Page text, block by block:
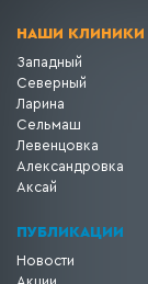
НАШИ КЛИНИКИ
Западный
Северный
Ларина
Сельмаш
Левенцовка
Александровка
Аксай
ПУБЛИКАЦИИ
Новости
Акции